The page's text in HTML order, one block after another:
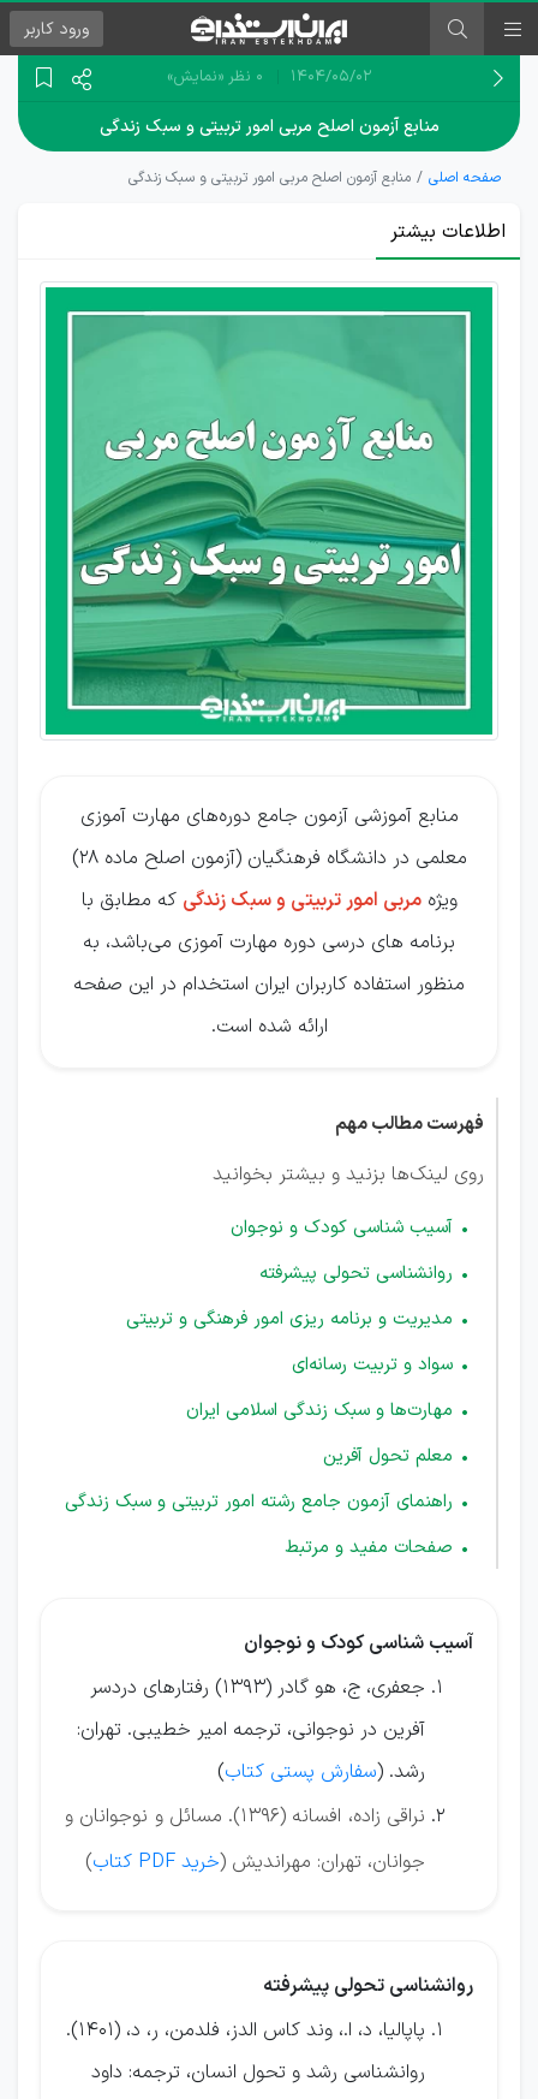
ورود کاربر
۱۴۰۴/۰۵/۰۲ 0 نظر «نمایش»
منابع آزمون اصلح مربی امور تربیتی و سبک زندگی
صفحه اصلی منابع آزمون اصلح مربی امور تربیتی و سبک زندگی
اطلاعات بیشتر
دانلود
آزمون
اصلح
مربی
امور
تربیتی
سبک
زندگی
منابع آموزشی آزمون جامع دوره‌های مهارت آموزی
معلمی در دانشگاه فرهنگیان (آزمون اصلح ماده 28)
ویژهمربی امور تربیتی و سبک زندگی که مطابق با
برنامه های درسی دوره مهارت آموزی می‌باشد، به
منظور استفاده کاربران ایران استخدام در این صفحه
ارائه شده است.
فهرست مطالب مهم
روی لینک‌ها بزنید و بیشتر بخوانید
آسیب شناسی کودک و نوجوان
روانشناسی تحولی پیشرفته
مدیریت و برنامه ریزی امور فرهنگی و تربیتی
سواد و تربیت رسانه‌ای
مهارت‌ها و سبک زندگی اسلامی ایران
معلم تحول آفرین
راهنمای آزمون جامع رشته امور تربیتی و سبک زندگی
صفحات مفید و مرتبط
آسیب شناسی کودک و نوجوان
جعفری، ج، هو گادر (1393) رفتارهای دردسر
آفرین در نوجوانی، ترجمه امیر خطیبی. تهران:
رشد. (سفارش پستی کتاب)
نراقی زاده، افسانه (1396). مسائل و نوجوانان و
جوانان، تهران: مهراندیش (خرید PDF کتاب )
روانشناسی تحولی پیشرفته
پاپالیا، د، ا.، وند کاس الدز، فلدمن، ر، د، (1401).
روانشناسی رشد و تحول انسان، ترجمه: داود